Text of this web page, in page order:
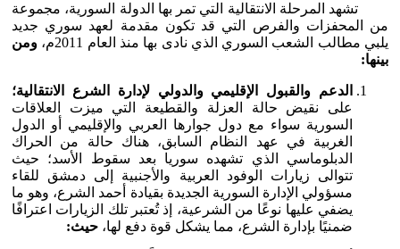
تشهد المرحلة الانتقالية التي تمر بها الدولة السورية، مجموعة
من المحفزات والفرص التي قد تكون مقدمة لعهد سوري جديد
يلبي مطالب الشعب السوري الذي نادى بها منذ العام 2011م،
ومن
بينها:
الدعم والقبول الإقليمي والدولي لإدارة الشرع الانتقالية؛
على نقيض حالة العزلة والقطيعة التي ميزت العلاقات
السورية سواء مع دول جوارها العربي والإقليمي أو الدول
الغربية في عهد النظام السابق، هناك حالة من الحراك
الدبلوماسي الذي تشهده سوريا بعد سقوط الأسد؛ حيث
تتوالى زيارات الوفود العربية والأجنبية إلى دمشق للقاء
مسؤولي الإدارة السورية الجديدة بقيادة أحمد الشرع، وهو ما
يضفي عليها نوعًا من الشرعية، إذ تُعتبر تلك الزيارات اعترافًا
ضمنيًا بإدارة الشرع، مما يشكل قوة دفع لها، حيث: